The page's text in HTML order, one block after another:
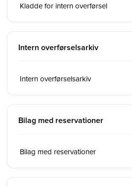
Kladde for intern overførsel
Intern overførselsarkiv
Intern overførselsarkiv
Bilag med reservationer
Bilag med reservationer